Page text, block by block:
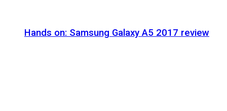
Hands on: Samsung Galaxy A5 2017 review